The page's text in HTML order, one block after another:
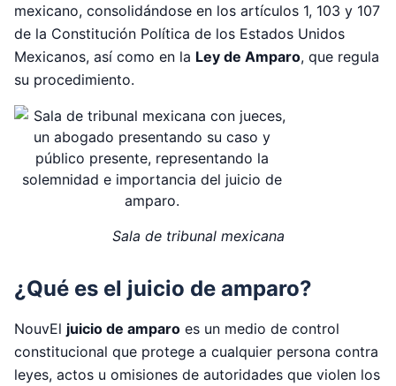
mexicano, consolidándose en los artículos 1, 103 y 107
de la Constitución Política de los Estados Unidos
Mexicanos, así como en la Ley de Amparo, que regula
su procedimiento.
Sala de tribunal mexicana
¿Qué es el juicio de amparo?
NouvEl juicio de amparo es un medio de control
constitucional que protege a cualquier persona contra
leyes, actos u omisiones de autoridades que violen los